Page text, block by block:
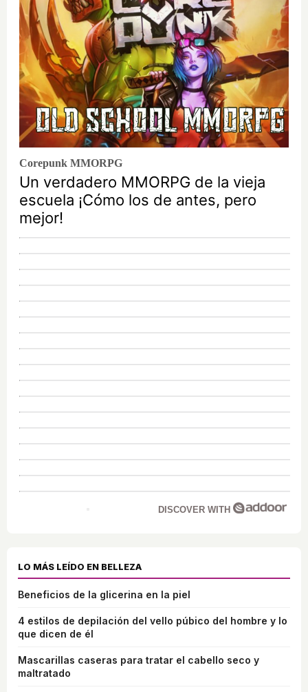
Corepunk MMORPG
Un verdadero MMORPG de la vieja
escuela ¡Cómo los de antes, pero
mejor!
DISCOVER WITH
LO MÁS LEÍDO EN BELLEZA
Beneficios de la glicerina en la piel
4 estilos de depilación del vello púbico del hombre y lo
que dicen de él
Mascarillas caseras para tratar el cabello seco y
maltratado